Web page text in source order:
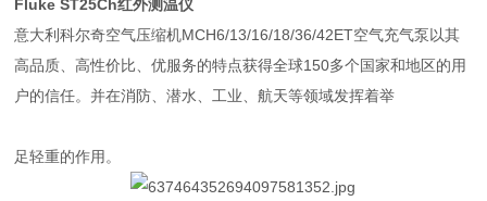
Fluke ST25Ch红外测温仪
意大利科尔奇空气压缩机MCH6/13/16/18/36/42ET空气充气泵以其
高品质、高性价比、优服务的特点获得全球150多个国家和地区的用
户的信任。并在消防、潜水、工业、航天等领域发挥着举
足轻重的作用。